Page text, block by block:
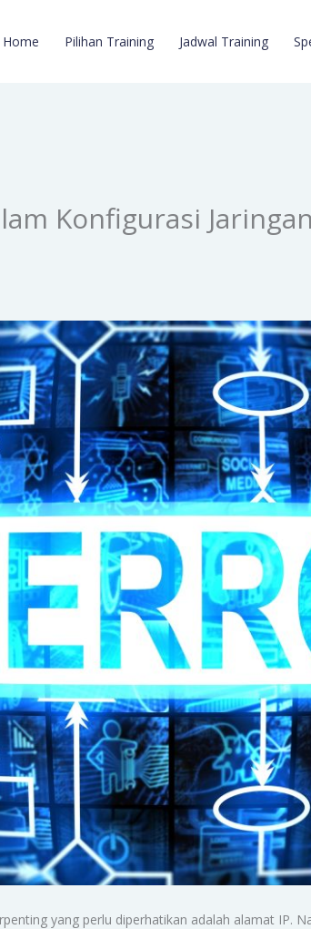
Home Pilihan Training Jadwal Training
Konfigurasi
yang perlu diperhatikan adalah alamat IP.